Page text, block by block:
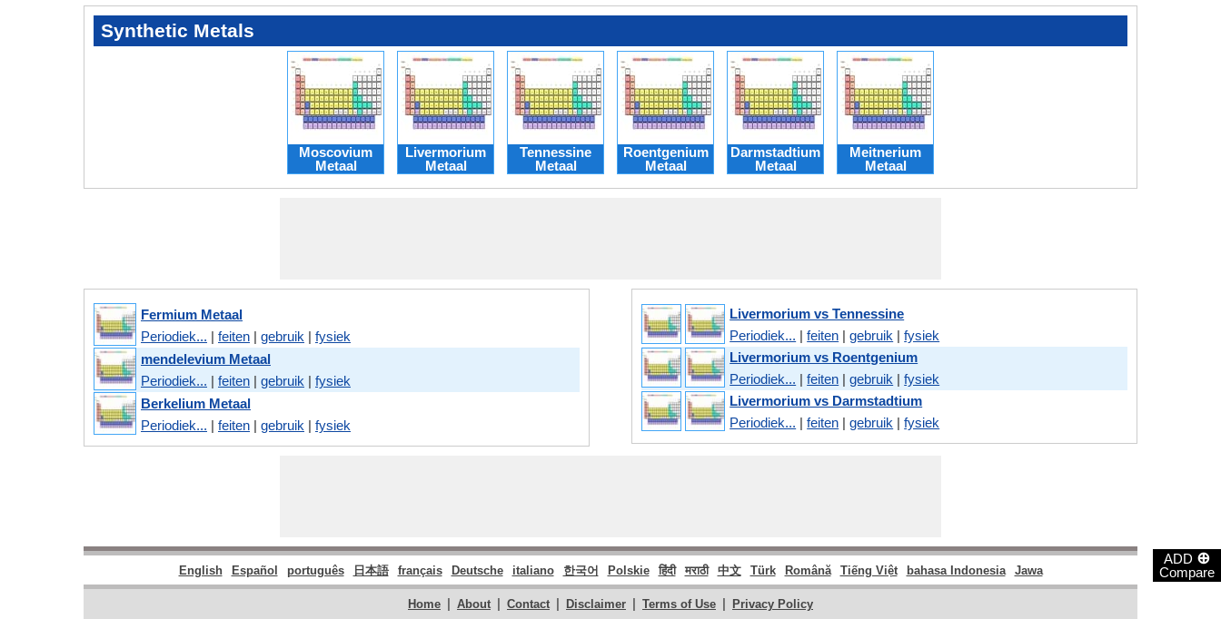
ADD ⊕
Compare
Synthetic Metals
Moscovium
Metaal
Livermorium
Metaal
Tennessine
Metaal
Roentgenium
Metaal
Darmstadtium
Metaal
Meitnerium
Metaal
Fermium Metaal
Periodiek... | feiten | gebruik | fysiek
mendelevium Metaal
Periodiek... | feiten | gebruik | fysiek
Berkelium Metaal
Periodiek... | feiten | gebruik | fysiek
Livermorium vs Tennessine
Periodiek... |feiten |gebruik |fysiek
Livermorium vs Roentgenium
Periodiek... |feiten |gebruik |fysiek
Livermorium vs Darmstadtium
Periodiek... |feiten |gebruik |fysiek
English Español português 日本語 français Deutsche italiano 한국어 Polskie हिंदी मराठी 中文 Türk Română Tiếng Việt bahasa Indonesia Jawa
Home | About | Contact | Disclaimer | Terms of Use | Privacy Policy